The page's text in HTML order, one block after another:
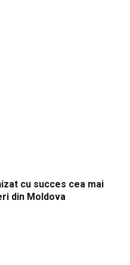
cu succes cea mai
din Moldova